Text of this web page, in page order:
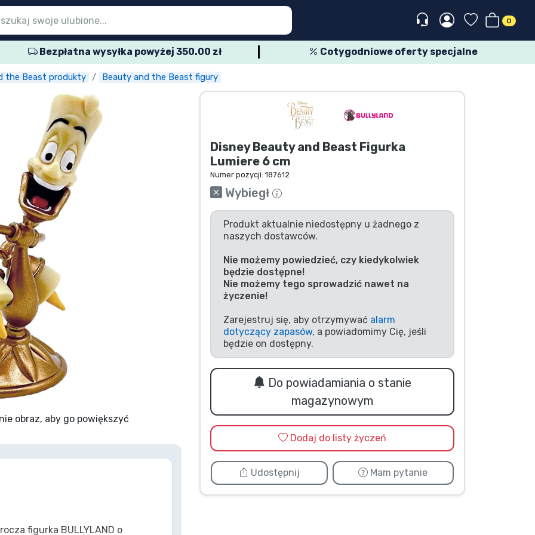
0
Bezpłatna wysyłka powyżej 350.00 zł Cotygodniowe oferty specjalne
the Beast produkty Beauty and the Beast figury
obraz, aby go powiększyć
Disney Beauty and Beast Figurka
Lumiere 6 cm
Numer pozycji: 187612
Wybiegł
Produkt aktualnie niedostępny u żadnego z
naszych dostawców.
Nie możemy powiedzieć, czy kiedykolwiek
będzie dostępne!
Nie możemy tego sprowadzić nawet na
życzenie!
Zarejestruj się, aby otrzymywać alarm
dotyczący zapasów, a powiadomimy Cię, jeśli
będzie on dostępny.
Do powiadamiania o stanie
magazynowym
Dodaj do listy życzeń
Udostępnij Mam pytanie
figurka BULLYLAND o
głównego
seryjne
głównego
filmowe
głównego
produkty
głównego
anime
głównego
dla graczy
głównego
sportowe
głównego
muzyczne
głównego
głównego